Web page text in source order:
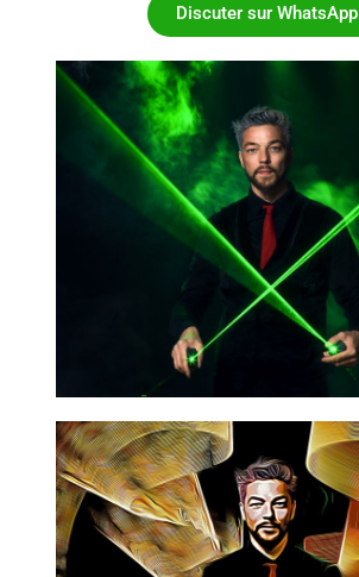
Discuter sur WhatsApp